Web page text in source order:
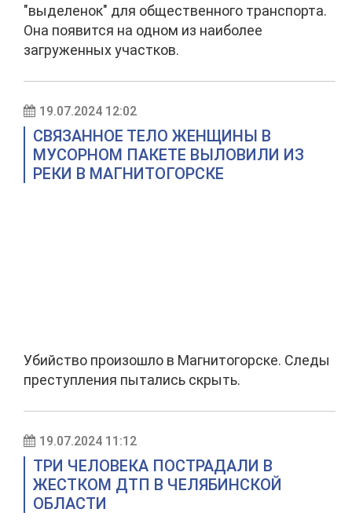
"выделенок" для общественного транспорта.
Она появится на одном из наиболее
загруженных участков.
19.07.2024 12:02
СВЯЗАННОЕ ТЕЛО ЖЕНЩИНЫ В
МУСОРНОМ ПАКЕТЕ ВЫЛОВИЛИ ИЗ
РЕКИ В МАГНИТОГОРСКЕ
Убийство произошло в Магнитогорске. Следы
преступления пытались скрыть.
19.07.2024 11:12
ТРИ ЧЕЛОВЕКА ПОСТРАДАЛИ В
ЖЕСТКОМ ДТП В ЧЕЛЯБИНСКОЙ
ОБЛАСТИ